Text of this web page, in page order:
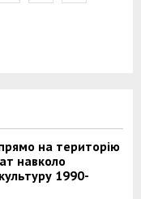
на територію
навколо
1990-